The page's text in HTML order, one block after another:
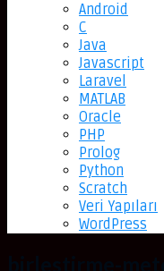
Android
C
Java
Javascript
Laravel
MATLAB
Oracle
PHP
Prolog
Python
Scratch
Veri Yapıları
WordPress